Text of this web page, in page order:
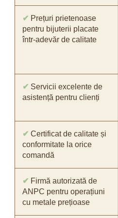
✔ Prețuri prietenoase
pentru bijuterii placate
într-adevăr de calitate
✔ Servicii excelente de
asistență pentru clienți
✔ Certificat de calitate și
conformitate la orice
comandă
✔ Firmă autorizată de
ANPC pentru operațiuni
cu metale prețioase